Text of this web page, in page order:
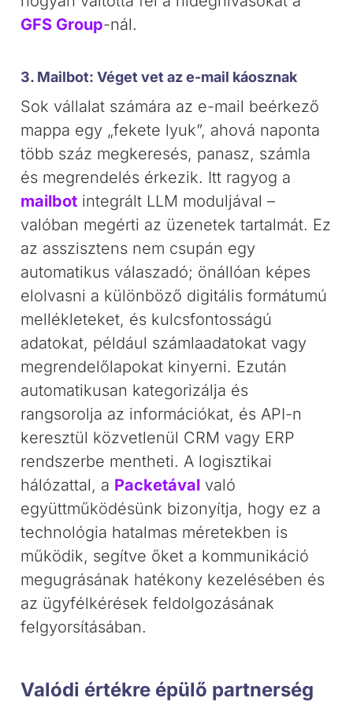
GFS Group-nál.
3. Mailbot: Véget vet az e-mail káosznak
Sok vállalat számára az e-mail beérkező
mappa egy „fekete lyuk”, ahová naponta
több száz megkeresés, panasz, számla
és megrendelés érkezik. Itt ragyog a
mailbot integrált LLM moduljával –
valóban megérti az üzenetek tartalmát. Ez
az asszisztens nem csupán egy
automatikus válaszadó; önállóan képes
elolvasni a különböző digitális formátumú
mellékleteket, és kulcsfontosságú
adatokat, például számlaadatokat vagy
megrendelőlapokat kinyerni. Ezután
automatikusan kategorizálja és
rangsorolja az információkat, és API-n
keresztül közvetlenül CRM vagy ERP
rendszerbe mentheti. A logisztikai
hálózattal, a Packetával való
együttműködésünk bizonyítja, hogy ez a
technológia hatalmas méretekben is
működik, segítve őket a kommunikáció
megugrásának hatékony kezelésében és
az ügyfélkérések feldolgozásának
felgyorsításában.
Valódi értékre épülő partnerség